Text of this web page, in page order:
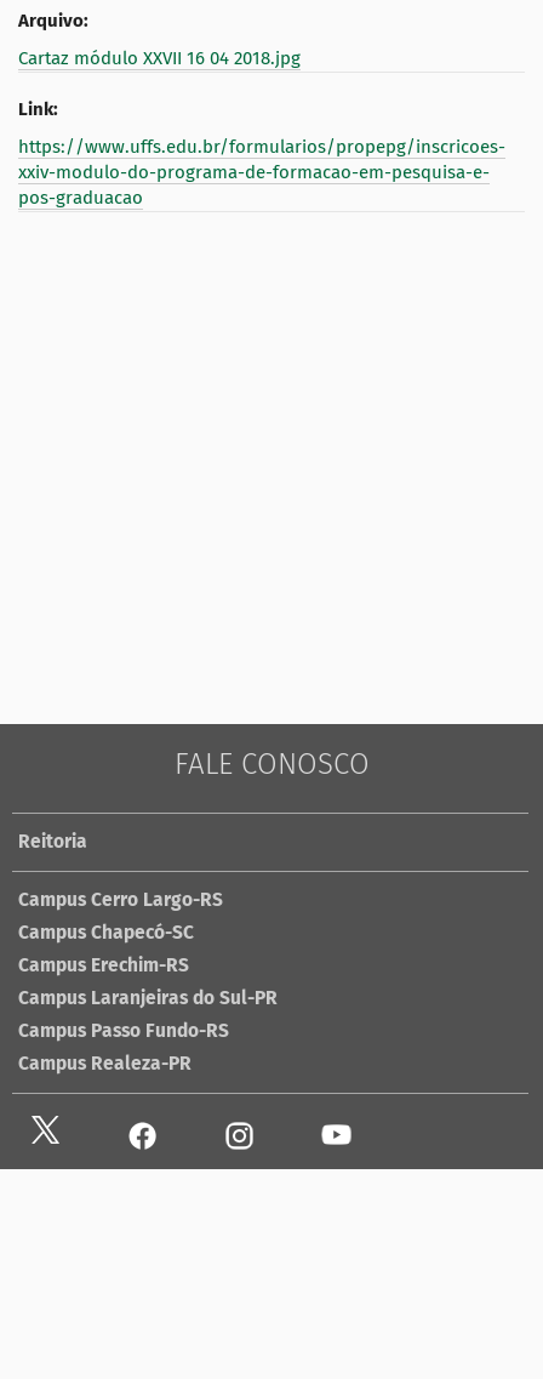
Arquivo:
Cartaz módulo XXVII 16 04 2018.jpg
Link:
https://www.uffs.edu.br/formularios/propepg/inscricoes-
xxiv-modulo-do-programa-de-formacao-em-pesquisa-e-
pos-graduacao
FALE CONOSCO
Reitoria
Campus Cerro Largo-RS
Campus Chapecó-SC
Campus Erechim-RS
Campus Laranjeiras do Sul-PR
Campus Passo Fundo-RS
Campus Realeza-PR